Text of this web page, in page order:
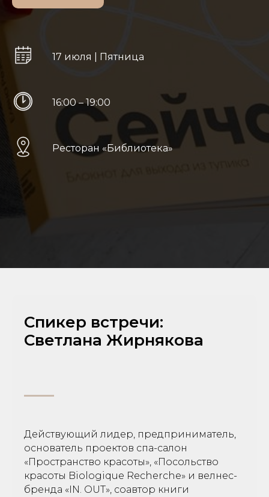
17 июля | Пятница
16:00 – 19:00
Ресторан «Библиотека»
Спикер встречи:
Светлана Жирнякова
Действующий лидер, предприниматель,
основатель проектов спа-салон
«Пространство красоты», «Посольство
красоты Biologique Recherche» и велнес-
бренда «IN. OUT», соавтор книги